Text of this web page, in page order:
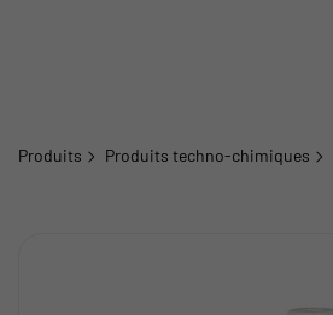
Produits Produits techno-chimiques